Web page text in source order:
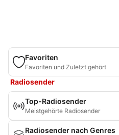
Favoriten
Favoriten und Zuletzt gehört
Radiosender
Top-Radiosender
Meistgehörte Radiosender
Radiosender nach Genres